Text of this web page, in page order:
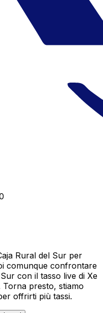
Rural del Sur per
comunque confrontare
con il tasso live di Xe
presto, stiamo
offrirti più tassi.